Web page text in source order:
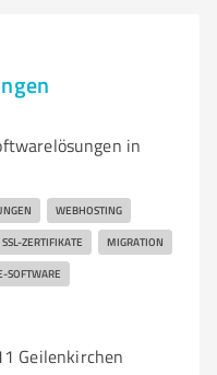
in
WEBHOSTING
SSL-ZERTIFIKATE MIGRATION
SOFTWARE
Geilenkirchen